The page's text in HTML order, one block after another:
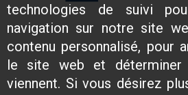
technologies de suivi
navigation sur notre site
contenu personnalisé, pour
le site web et déterminer
viennent. Si vous désirez